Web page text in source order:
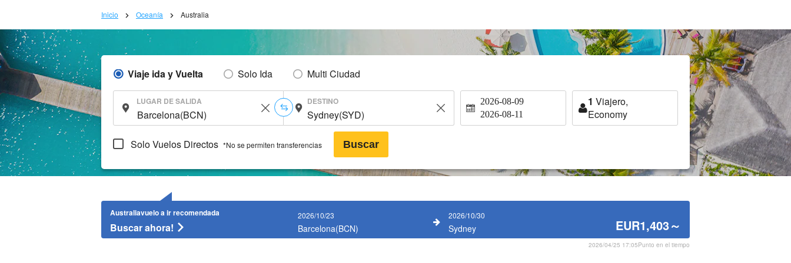
Inicio Oceanía Australia
Viaje ida y Vuelta Solo Ida Multi Ciudad
LUGAR DE SALIDA DESTINO 2026-08-09
2026-08-11
1 Viajero,
Economy
Solo Vuelos Directos *No se permiten transferencias Buscar
Australiavuelo a ir recomendada
Buscar ahora!
2026/10/23
Barcelona(BCN)
2026/10/30
Sydney EUR1,403～
2026/04/25 17:05Punto en el tiempo